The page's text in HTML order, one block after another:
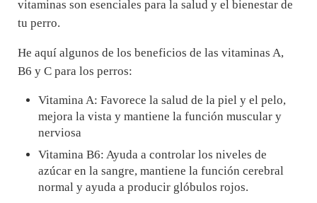
vitaminas son esenciales para la salud y el bienestar de
tu perro.
He aquí algunos de los beneficios de las vitaminas A,
B6 y C para los perros:
Vitamina A: Favorece la salud de la piel y el pelo,
mejora la vista y mantiene la función muscular y
nerviosa
Vitamina B6: Ayuda a controlar los niveles de
azúcar en la sangre, mantiene la función cerebral
normal y ayuda a producir glóbulos rojos.